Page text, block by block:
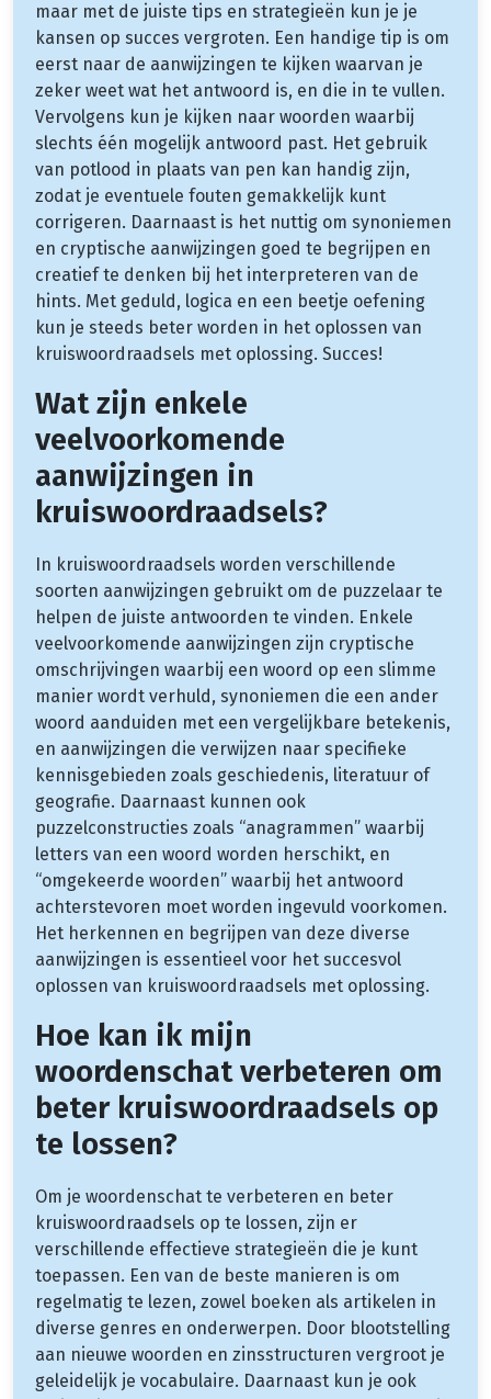
maar met de juiste tips en strategieën kun je je
kansen op succes vergroten. Een handige tip is om
eerst naar de aanwijzingen te kijken waarvan je
zeker weet wat het antwoord is, en die in te vullen.
Vervolgens kun je kijken naar woorden waarbij
slechts één mogelijk antwoord past. Het gebruik
van potlood in plaats van pen kan handig zijn,
zodat je eventuele fouten gemakkelijk kunt
corrigeren. Daarnaast is het nuttig om synoniemen
en cryptische aanwijzingen goed te begrijpen en
creatief te denken bij het interpreteren van de
hints. Met geduld, logica en een beetje oefening
kun je steeds beter worden in het oplossen van
kruiswoordraadsels met oplossing. Succes!
Wat zijn enkele
veelvoorkomende
aanwijzingen in
kruiswoordraadsels?
In kruiswoordraadsels worden verschillende
soorten aanwijzingen gebruikt om de puzzelaar te
helpen de juiste antwoorden te vinden. Enkele
veelvoorkomende aanwijzingen zijn cryptische
omschrijvingen waarbij een woord op een slimme
manier wordt verhuld, synoniemen die een ander
woord aanduiden met een vergelijkbare betekenis,
en aanwijzingen die verwijzen naar specifieke
kennisgebieden zoals geschiedenis, literatuur of
geografie. Daarnaast kunnen ook
puzzelconstructies zoals “anagrammen” waarbij
letters van een woord worden herschikt, en
“omgekeerde woorden” waarbij het antwoord
achterstevoren moet worden ingevuld voorkomen.
Het herkennen en begrijpen van deze diverse
aanwijzingen is essentieel voor het succesvol
oplossen van kruiswoordraadsels met oplossing.
Hoe kan ik mijn
woordenschat verbeteren om
beter kruiswoordraadsels op
te lossen?
Om je woordenschat te verbeteren en beter
kruiswoordraadsels op te lossen, zijn er
verschillende effectieve strategieën die je kunt
toepassen. Een van de beste manieren is om
regelmatig te lezen, zowel boeken als artikelen in
diverse genres en onderwerpen. Door blootstelling
aan nieuwe woorden en zinsstructuren vergroot je
geleidelijk je vocabulaire. Daarnaast kun je ook